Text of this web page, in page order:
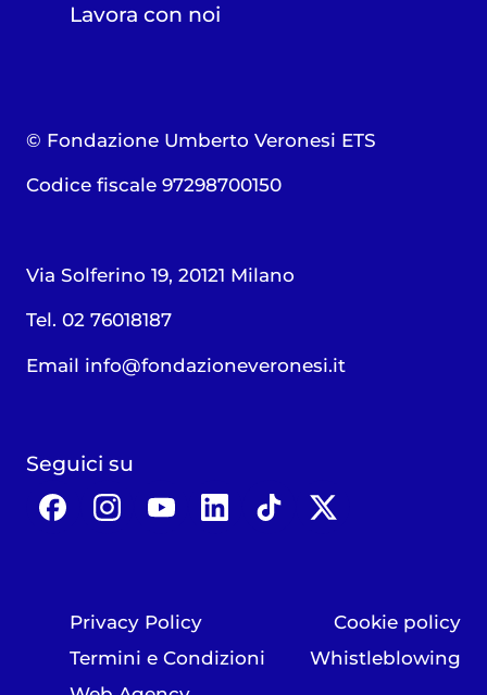
Lavora con noi
© Fondazione Umberto Veronesi ETS
Codice fiscale 97298700150
Via Solferino 19, 20121 Milano
Tel. 02 76018187
Email info@fondazioneveronesi.it
Seguici su
Privacy Policy
Cookie policy
Termini e Condizioni
Whistleblowing